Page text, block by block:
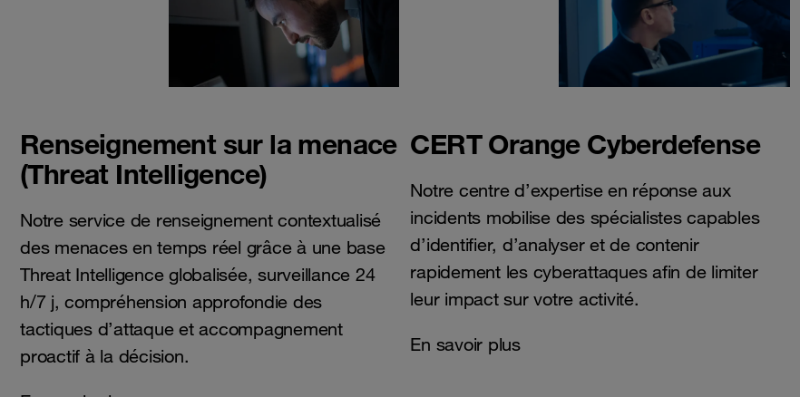
Renseignement sur la menace
(Threat Intelligence)
Notre service de renseignement contextualisé
des menaces en temps réel grâce à une base
Threat Intelligence globalisée, surveillance 24
h/7 j, compréhension approfondie des
tactiques d’attaque et accompagnement
proactif à la décision.
CERT Orange Cyberdefense
Notre centre d’expertise en réponse aux
incidents mobilise des spécialistes capables
d’identifier, d’analyser et de contenir
rapidement les cyberattaques afin de limiter
leur impact sur votre activité.
En savoir plus